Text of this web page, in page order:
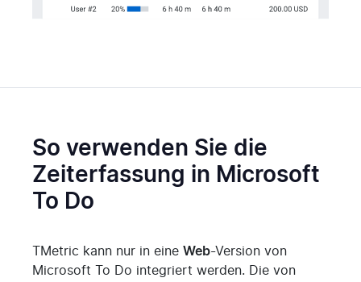
So verwenden Sie die
Zeiterfassung in Microsoft
To Do
TMetric kann nur in eine Web-Version von
Microsoft To Do integriert werden. Die von